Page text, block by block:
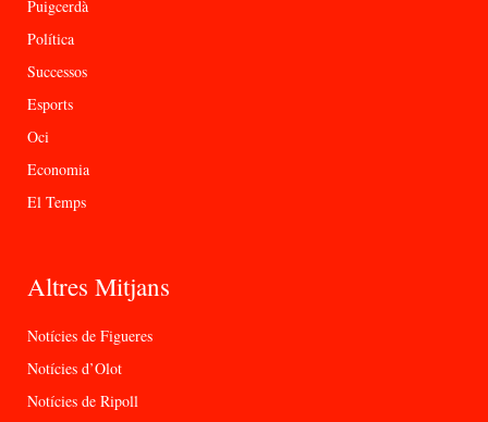
Puigcerdà
Política
Successos
Esports
Oci
Economia
El Temps
Altres Mitjans
Notícies de Figueres
Notícies d’Olot
Notícies de Ripoll